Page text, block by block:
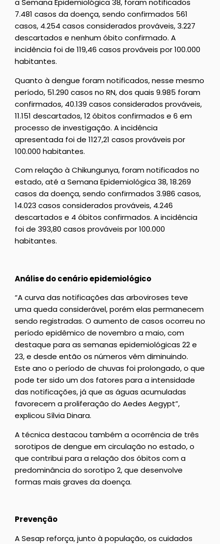
a Semana Epidemiológica 38, foram notificados
7.481 casos da doença, sendo confirmados 561
casos, 4.254 casos considerados prováveis, 3.227
descartados e nenhum óbito confirmado. A
incidência foi de 119,46 casos prováveis por 100.000
habitantes.
Quanto à dengue foram notificados, nesse mesmo
período, 51.290 casos no RN, dos quais 9.985 foram
confirmados, 40.139 casos considerados prováveis,
11.151 descartados, 12 óbitos confirmados e 6 em
processo de investigação. A incidência
apresentada foi de 1127,21 casos prováveis por
100.000 habitantes.
Com relação à Chikungunya, foram notificados no
estado, até a Semana Epidemiológica 38, 18.269
casos da doença, sendo confirmados 3.986 casos,
14.023 casos considerados prováveis, 4.246
descartados e 4 óbitos confirmados. A incidência
foi de 393,80 casos prováveis por 100.000
habitantes.
Análise do cenário epidemiológico
“A curva das notificações das arboviroses teve
uma queda considerável, porém elas permanecem
sendo registradas. O aumento de casos ocorreu no
período epidêmico de novembro a maio, com
destaque para as semanas epidemiológicas 22 e
23, e desde então os números vêm diminuindo.
Este ano o período de chuvas foi prolongado, o que
pode ter sido um dos fatores para a intensidade
das notificações, já que as águas acumuladas
favorecem a proliferação do Aedes Aegypt”,
explicou Sílvia Dinara.
A técnica destacou também a ocorrência de três
sorotipos de dengue em circulação no estado, o
que contribui para a relação dos óbitos com a
predominância do sorotipo 2, que desenvolve
formas mais graves da doença.
Prevenção
A Sesap reforça, junto à população, os cuidados